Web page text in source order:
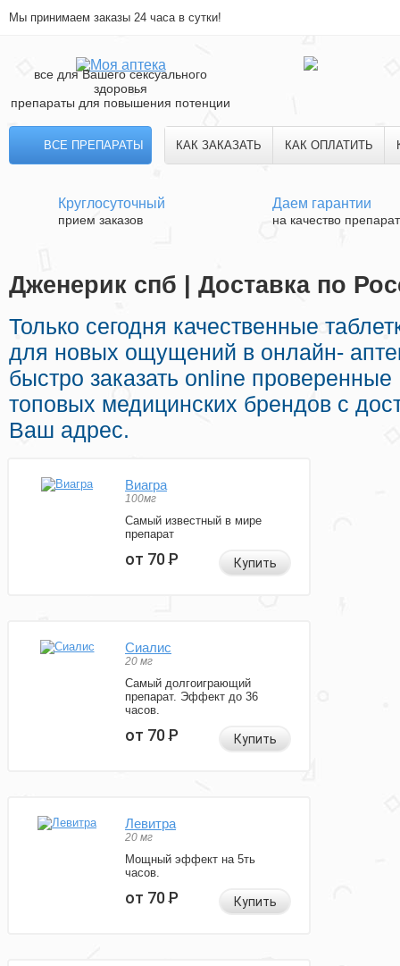
Мы принимаем заказы 24 часа в сутки!
все для Вашего сексуального
здоровья
препараты для повышения потенции
ВСЕ ПРЕПАРАТЫ КАК ЗАКАЗАТЬ КАК ОПЛАТИТЬ
Круглосуточный
прием заказов
Даем гарантии
на качество
Дженерик спб | Доставка по
Только сегодня качественные
для новых ощущений в онлайн-
быстро заказать online
топовых медицинских брендов с
Ваш адрес.
Виагра
100мг
Самый известный в мире
препарат
от 70Р Купить
Сиалис
20 мг
Самый долгоиграющий
препарат. Эффект до 36
часов.
от 70Р Купить
Левитра
20 мг
Мощный эффект на 5ть
часов.
от 70Р Купить